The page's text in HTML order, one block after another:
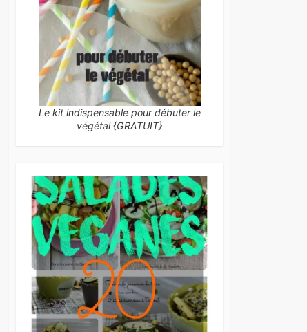
Le kit indispensable pour débuter le
végétal {GRATUIT}